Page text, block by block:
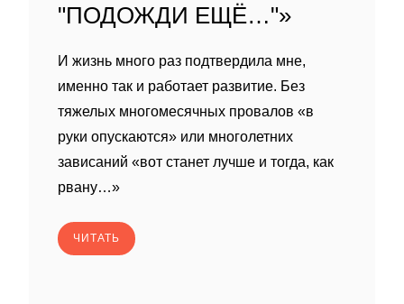
"ПОДОЖДИ ЕЩЁ…"»
И жизнь много раз подтвердила мне,
именно так и работает развитие. Без
тяжелых многомесячных провалов «в
руки опускаются» или многолетних
зависаний «вот станет лучше и тогда, как
рвану…»
ЧИТАТЬ